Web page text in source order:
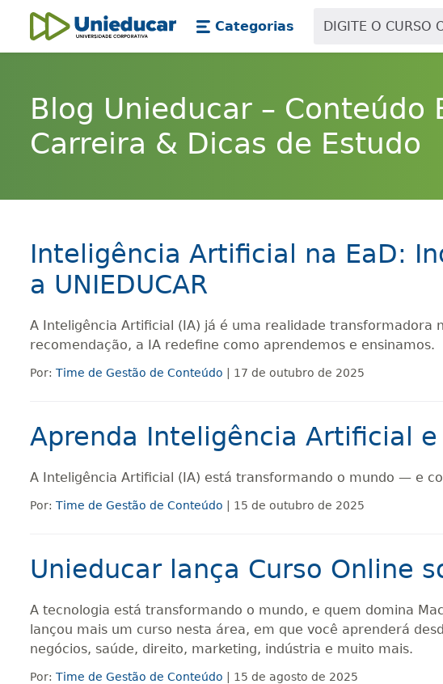
Skip main navigation
Skip to main content
Unieducar
Categorias
Blog Unieducar – Conteúdo
Carreira & Dicas de Estudo
Inteligência Artificial na EaD:
a UNIEDUCAR
A Inteligência Artificial (IA) já é uma realidade transformadora
recomendação, a IA redefine como aprendemos e ensinamos.
Por: Time de Gestão de Conteúdo | 17 de outubro de 2025
Aprenda Inteligência Artificial e
A Inteligência Artificial (IA) está transformando o mundo — e
Por: Time de Gestão de Conteúdo | 15 de outubro de 2025
Unieducar lança Curso Online
A tecnologia está transformando o mundo, e quem domina
lançou mais um curso nesta área, em que você aprenderá
negócios, saúde, direito, marketing, indústria e muito mais.
Por: Time de Gestão de Conteúdo | 15 de agosto de 2025